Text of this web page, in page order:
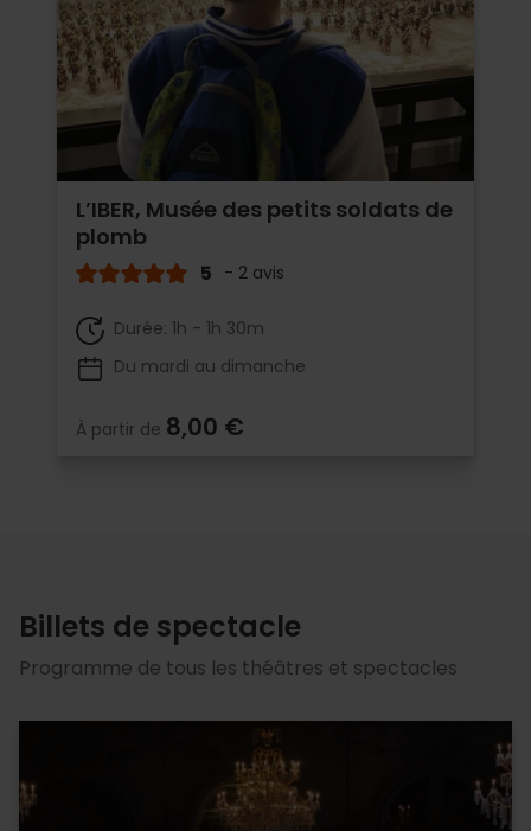
L’IBER, Musée des petits soldats de
plomb
5 - 2 avis
Durée: 1h - 1h 30m
Du mardi au dimanche
À partir de 8,00 €
Billets de spectacle
Programme de tous les théâtres et spectacles